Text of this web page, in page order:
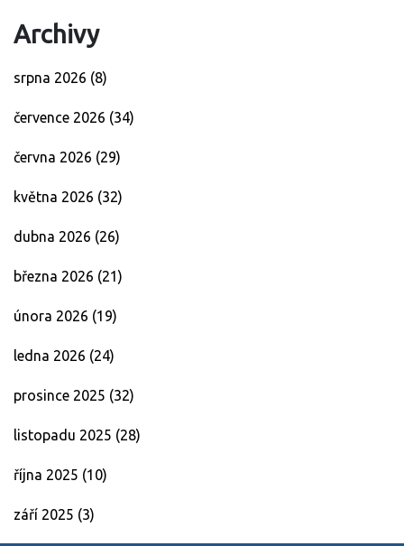
Archivy
srpna 2026 (8)
července 2026 (34)
června 2026 (29)
května 2026 (32)
dubna 2026 (26)
března 2026 (21)
února 2026 (19)
ledna 2026 (24)
prosince 2025 (32)
listopadu 2025 (28)
října 2025 (10)
září 2025 (3)